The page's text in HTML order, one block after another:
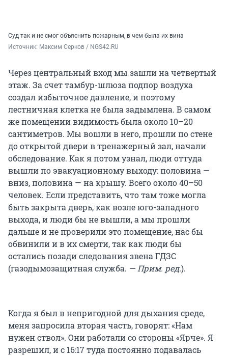
Суд так и не смог объяснить пожарным, в чем была их вина
Источник: Максим Серков / NGS42.RU
Через центральный вход мы зашли на четвертый
этаж. За счет тамбур-шлюза подпор воздуха
создал избыточное давление, и поэтому
лестничная клетка не была задымлена. В самом
же помещении видимость была около 10–20
сантиметров. Мы вошли в него, прошли по стене
до открытой двери в тренажерный зал, начали
обследование. Как я потом узнал, люди оттуда
вышли по эвакуационному выходу: половина —
вниз, половина — на крышу. Всего около 40–50
человек. Если представить, что там тоже могла
быть закрыта дверь, как возле юго-западного
выхода, и люди бы не вышли, а мы прошли
дальше и не проверили это помещение, нас бы
обвинили и в их смерти, так как люди бы
остались позади следования звена ГДЗС
(газодымозащитная служба. — Прим. ред.).
Когда я был в непригодной для дыхания среде,
меня запросила вторая часть, говорят: «Нам
нужен ствол». Они работали со стороны «Ярче». Я
разрешил, и с 16:17 туда постоянно подавалась